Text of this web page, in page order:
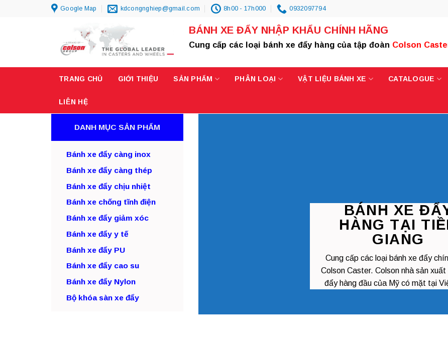
Google Map kdcongnghiep@gmail.com 8h00 - 17h000 0932097794
BÁNH XE ĐẨY NHẬP KHẨU CHÍNH HÃNG
Cung cấp các loại bánh xe đẩy hàng của tập đoàn Colson
TRANG CHỦ GIỚI THIỆU SẢN PHẨM PHÂN LOẠI VẬT LIỆU BÁNH XE CATALOGUE
LIÊN HỆ
DANH MỤC SẢN PHẨM
Bánh xe đẩy càng inox
Bánh xe đẩy càng thép
Bánh xe đẩy chịu nhiệt
Bánh xe chống tĩnh điện
Bánh xe đẩy giảm xóc
Bánh xe đẩy y tế
Bánh xe đẩy PU
Bánh xe đẩy cao su
Bánh xe đẩy Nylon
Bộ khóa sàn xe đẩy
BÁNH XE
HÀNG TẠI
GIANG
Cung cấp các loại bánh xe đẩy
Colson Caster. Colson nhà sản xuất
đẩy hàng đầu của Mỹ có mặt tại